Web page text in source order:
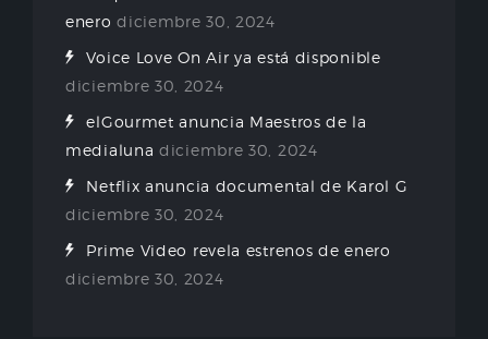
enero diciembre 30, 2024
Voice Love On Air ya está disponible
diciembre 30, 2024
elGourmet anuncia Maestros de la
medialuna diciembre 30, 2024
Netflix anuncia documental de Karol G
diciembre 30, 2024
Prime Video revela estrenos de enero
diciembre 30, 2024